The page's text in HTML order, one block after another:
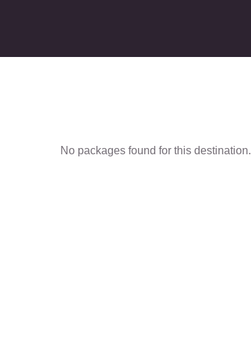
No packages found for this destination.